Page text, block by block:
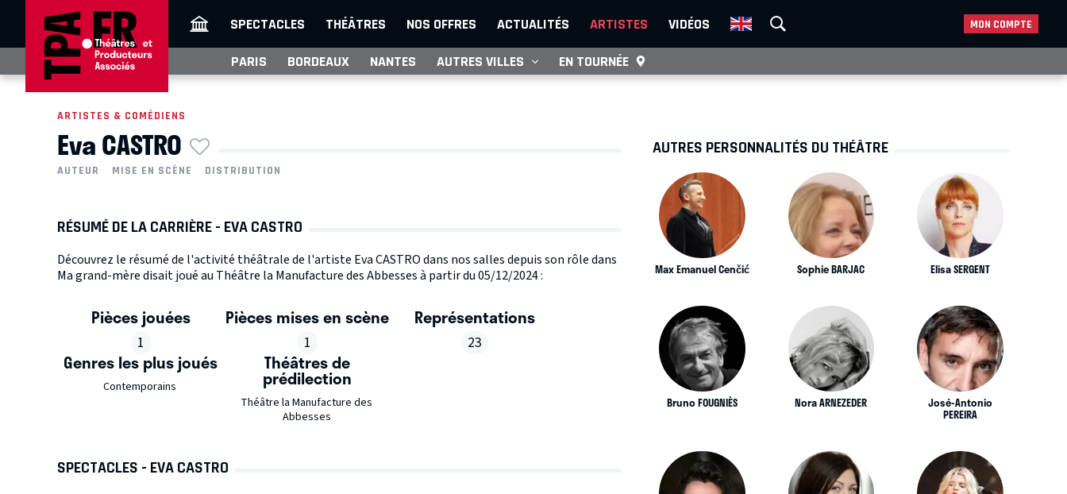
SPECTACLES THÉÂTRES NOS OFFRES ACTUALITÉS ARTISTES VIDÉOS MON COMPTE
PARIS BORDEAUX NANTES AUTRES VILLES EN TOURNÉE
ARTISTES & COMÉDIENS
Eva CASTRO
AUTEUR MISE EN SCÈNE DISTRIBUTION
RÉSUMÉ DE LA CARRIÈRE - EVA CASTRO
Découvrez le résumé de l'activité théâtrale de l'artiste Eva CASTRO dans nos salles depuis son rôle dans
Ma grand-mère disait joué au Théâtre la Manufacture des Abbesses à partir du 05/12/2024 :
Pièces jouées
1
Pièces mises en scène
1
Représentations
23
Genres les plus joués
Contemporains
Théâtres de
prédilection
Théâtre la Manufacture des
Abbesses
SPECTACLES - EVA CASTRO
AUTRES PERSONNALITÉS DU THÉÂTRE
Max Emanuel Cenčić Sophie BARJAC Elisa SERGENT
Bruno FOUGNIÈS Nora ARNEZEDER José-Antonio
PEREIRA